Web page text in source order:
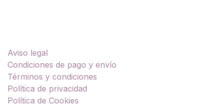
Aviso legal
Condiciones de pago y envío
Términos y condiciones
Política de privacidad
Política de Cookies